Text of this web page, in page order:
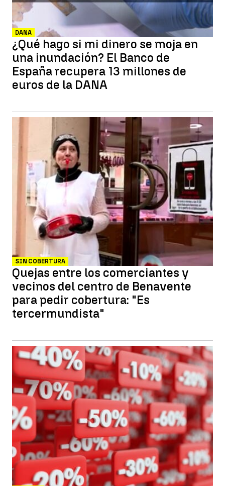
DANA
¿Qué hago si mi dinero se moja en
una inundación? El Banco de
España recupera 13 millones de
euros de la DANA
SIN COBERTURA
Quejas entre los comerciantes y
vecinos del centro de Benavente
para pedir cobertura: "Es
tercermundista"